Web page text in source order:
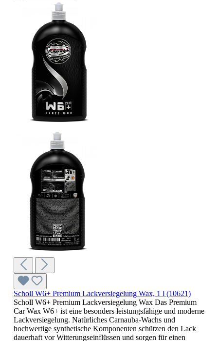
Scholl W6+ Premium Lackversiegelung Wax, 1 l (10621)
Scholl W6+ Premium Lackversiegelung Wax Das Premium
Car Wax W6+ ist eine besonders leistungsfähige und moderne
Lackversiegelung. Natürliches Carnauba-Wachs und
hochwertige synthetische Komponenten schützen den Lack
dauerhaft vor Witterungseinflüssen und sorgen für einen